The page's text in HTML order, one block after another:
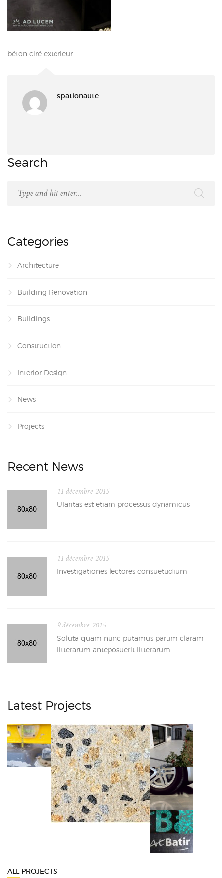
béton ciré extérieur
spationaute
Search
Categories
Architecture
Building Renovation
Buildings
Construction
Interior Design
News
Projects
Recent News
11 décembre 2015
Ularitas est etiam processus dynamicus
11 décembre 2015
Investigationes lectores consuetudium
9 décembre 2015
Soluta quam nunc putamus parum claram
litterarum anteposuerit litterarum
Latest Projects
ALL PROJECTS